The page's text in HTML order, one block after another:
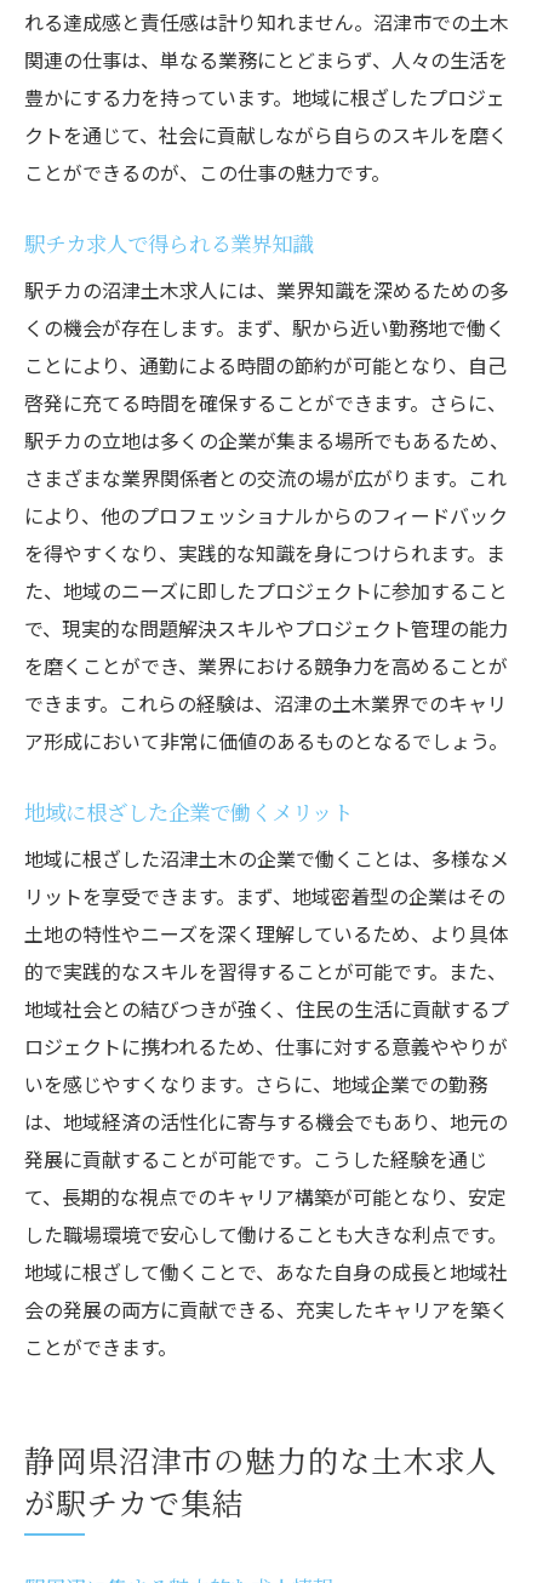
れる達成感と責任感は計り知れません。沼津市での土木
関連の仕事は、単なる業務にとどまらず、人々の生活を
豊かにする力を持っています。地域に根ざしたプロジェ
クトを通じて、社会に貢献しながら自らのスキルを磨く
ことができるのが、この仕事の魅力です。
駅チカ求人で得られる業界知識
駅チカの沼津土木求人には、業界知識を深めるための多
くの機会が存在します。まず、駅から近い勤務地で働く
ことにより、通勤による時間の節約が可能となり、自己
啓発に充てる時間を確保することができます。さらに、
駅チカの立地は多くの企業が集まる場所でもあるため、
さまざまな業界関係者との交流の場が広がります。これ
により、他のプロフェッショナルからのフィードバック
を得やすくなり、実践的な知識を身につけられます。ま
た、地域のニーズに即したプロジェクトに参加すること
で、現実的な問題解決スキルやプロジェクト管理の能力
を磨くことができ、業界における競争力を高めることが
できます。これらの経験は、沼津の土木業界でのキャリ
ア形成において非常に価値のあるものとなるでしょう。
地域に根ざした企業で働くメリット
地域に根ざした沼津土木の企業で働くことは、多様なメ
リットを享受できます。まず、地域密着型の企業はその
土地の特性やニーズを深く理解しているため、より具体
的で実践的なスキルを習得することが可能です。また、
地域社会との結びつきが強く、住民の生活に貢献するプ
ロジェクトに携われるため、仕事に対する意義ややりが
いを感じやすくなります。さらに、地域企業での勤務
は、地域経済の活性化に寄与する機会でもあり、地元の
発展に貢献することが可能です。こうした経験を通じ
て、長期的な視点でのキャリア構築が可能となり、安定
した職場環境で安心して働けることも大きな利点です。
地域に根ざして働くことで、あなた自身の成長と地域社
会の発展の両方に貢献できる、充実したキャリアを築く
ことができます。
静岡県沼津市の魅力的な土木求人
が駅チカで集結